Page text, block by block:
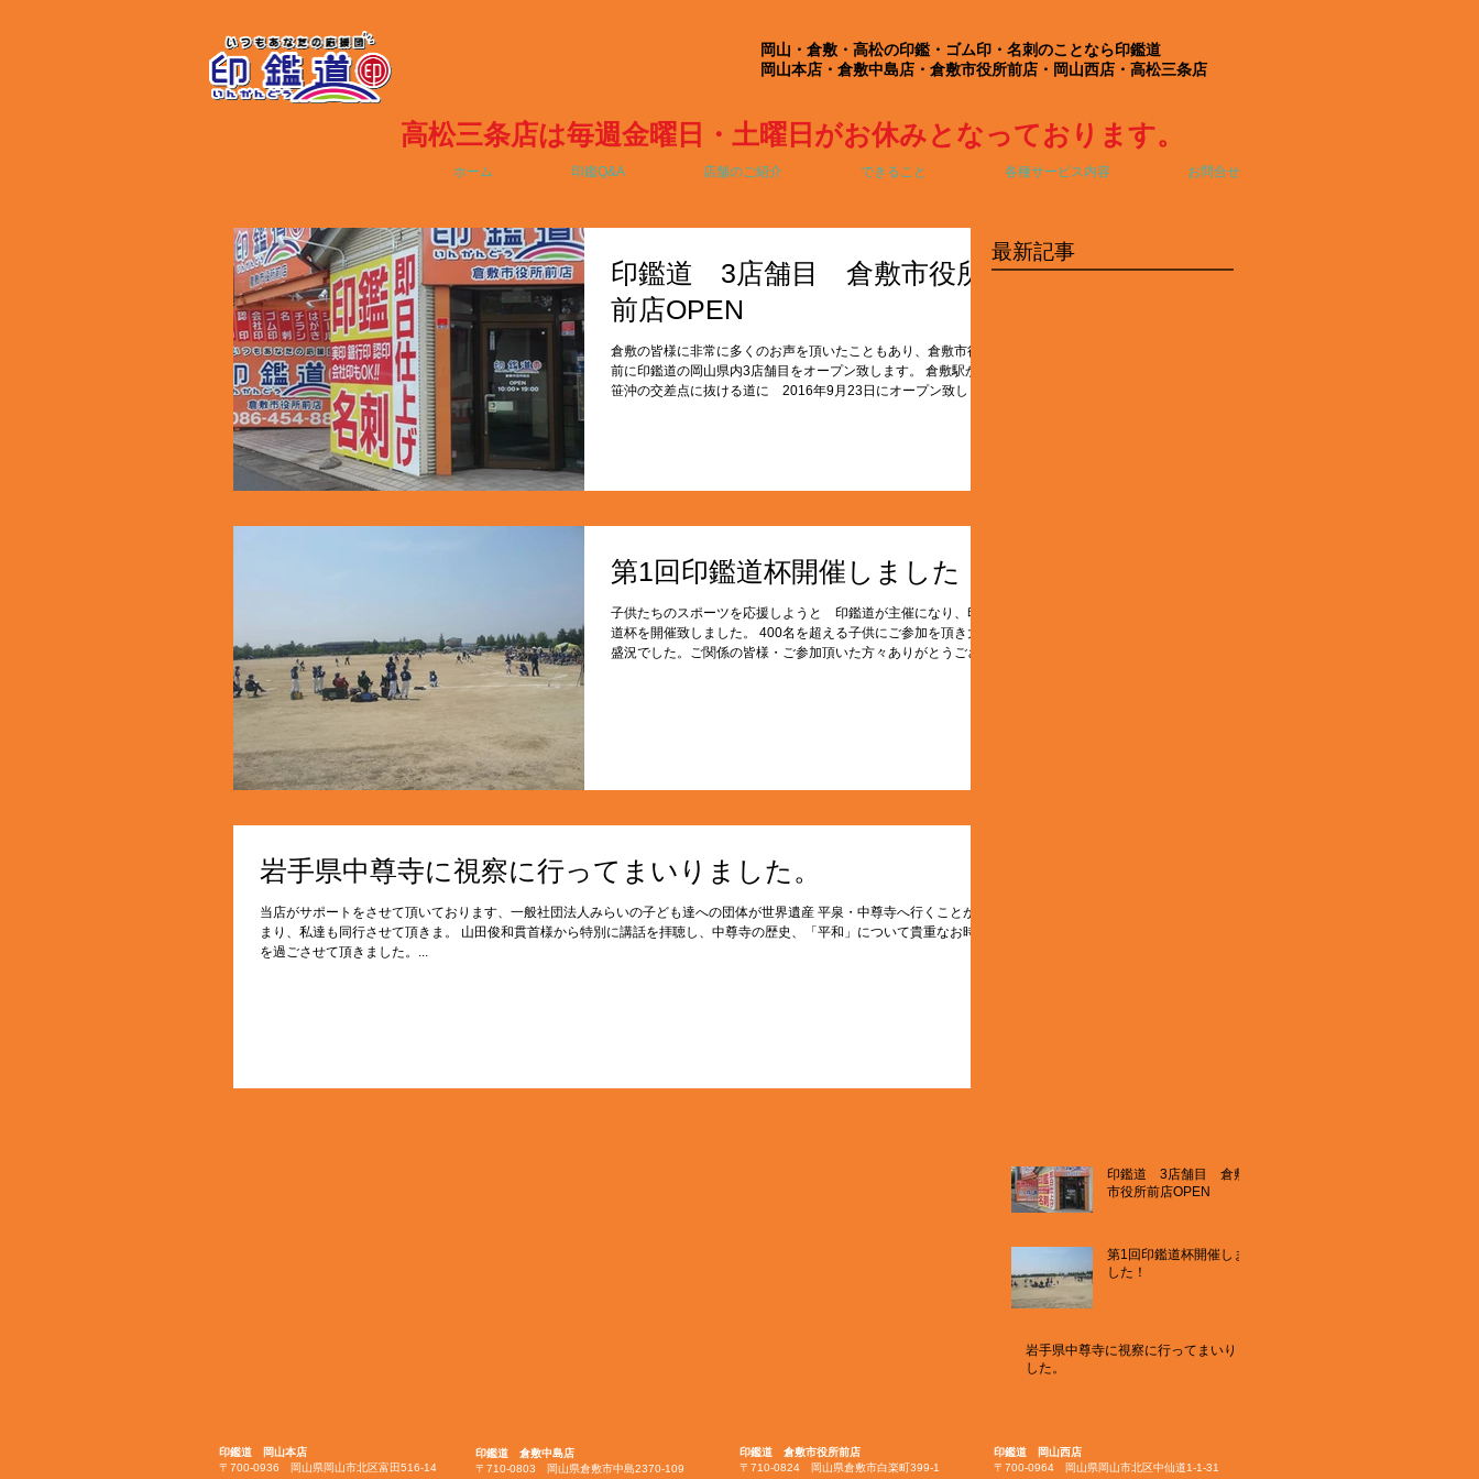
岡山・倉敷・高松の印鑑・ゴム印・名刺のことなら印鑑道
岡山本店・倉敷中島店・倉敷市役所前店・岡山西店・高松三条店
高松三条店は毎週金曜日・土曜日がお休みとなっております。
ホーム 印鑑Q&A 店舗のご紹介 できること 各種サービス内容 お問合せ
印鑑道 3店舗目 倉敷市役所
前店OPEN
倉敷の皆様に非常に多くのお声を頂いたこともあり、倉敷市役所
前に印鑑道の岡山県内3店舗目をオープン致します。 倉敷駅から
笹沖の交差点に抜ける道に 2016年9月23日にオープン致しま
第1回印鑑道杯開催しました！
子供たちのスポーツを応援しようと 印鑑道が主催になり、印鑑
道杯を開催致しました。 400名を超える子供にご参加を頂き大変
盛況でした。ご関係の皆様・ご参加頂いた方々ありがとうござい
岩手県中尊寺に視察に行ってまいりました。
当店がサポートをさせて頂いております、一般社団法人みらいの子ども達への団体が世界遺産 平泉・中尊寺へ行くことが決
まり、私達も同行させて頂きま。 山田俊和貫首様から特別に講話を拝聴し、中尊寺の歴史、「平和」について貴重なお時間
を過ごさせて頂きました。...
最新記事
印鑑道 3店舗目 倉敷
市役所前店OPEN
第1回印鑑道杯開催しま
した！
岩手県中尊寺に視察に行ってまいりま
した。
印鑑道 岡山本店
〒700-0936 岡山県岡山市北区富田516-14
印鑑道 倉敷中島店
〒710-0803 岡山県倉敷市中島2370-109
印鑑道 倉敷市役所前店
〒710-0824 岡山県倉敷市白楽町399-1
印鑑道 岡山西店
〒700-0964 岡山県岡山市北区中仙道1-1-31